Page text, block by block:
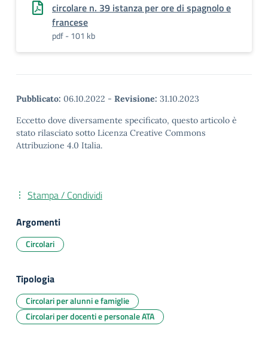
circolare n. 39 istanza per ore di spagnolo e
francese
pdf - 101 kb
Pubblicato: 06.10.2022 - Revisione: 31.10.2023
Eccetto dove diversamente specificato, questo articolo è
stato rilasciato sotto Licenza Creative Commons
Attribuzione 4.0 Italia.
Stampa / Condividi
Argomenti
Circolari
Tipologia
Circolari per alunni e famiglie
Circolari per docenti e personale ATA